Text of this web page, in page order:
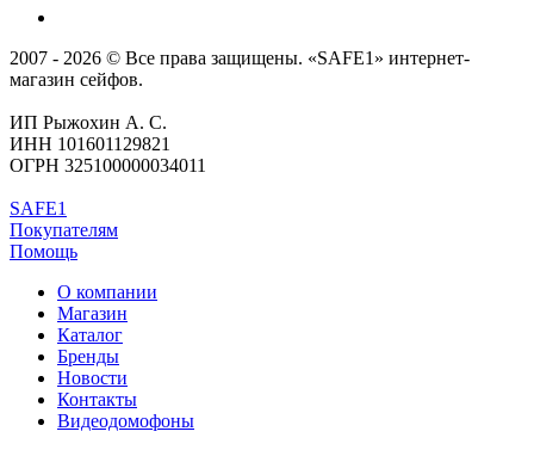
2007 - 2026 © Все права защищены. «SAFE1» интернет-
магазин сейфов.
ИП Рыжохин А. С.
ИНН 101601129821
ОГРН 325100000034011
SAFE1
Покупателям
Помощь
О компании
Магазин
Каталог
Бренды
Новости
Контакты
Видеодомофоны